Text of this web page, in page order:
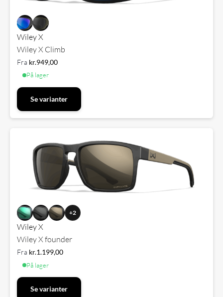
Wiley X
Wiley X Climb
Fra kr.949,00
På lager
Se varianter
+2
Wiley X
Wiley X founder
Fra kr.1.199,00
På lager
Se varianter